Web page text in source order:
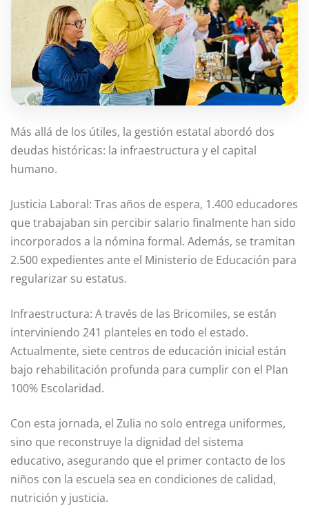
Más allá de los útiles, la gestión estatal abordó dos
deudas históricas: la infraestructura y el capital
humano.
Justicia Laboral: Tras años de espera, 1.400 educadores
que trabajaban sin percibir salario finalmente han sido
incorporados a la nómina formal. Además, se tramitan
2.500 expedientes ante el Ministerio de Educación para
regularizar su estatus.
Infraestructura: A través de las Bricomiles, se están
interviniendo 241 planteles en todo el estado.
Actualmente, siete centros de educación inicial están
bajo rehabilitación profunda para cumplir con el Plan
100% Escolaridad.
Con esta jornada, el Zulia no solo entrega uniformes,
sino que reconstruye la dignidad del sistema
educativo, asegurando que el primer contacto de los
niños con la escuela sea en condiciones de calidad,
nutrición y justicia.